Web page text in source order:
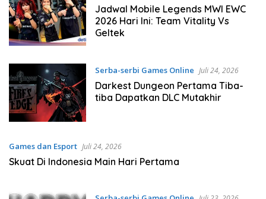
Jadwal Mobile Legends MWI EWC
2026 Hari Ini: Team Vitality Vs
Geltek
Serba-serbi Games Online Juli 24, 2026
Darkest Dungeon Pertama Tiba-
tiba Dapatkan DLC Mutakhir
Games dan Esport Juli 24, 2026
Skuat Di Indonesia Main Hari Pertama